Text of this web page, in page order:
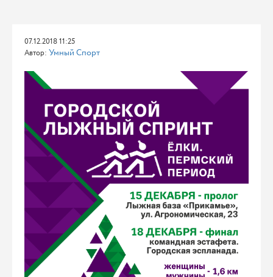
07.12.2018 11:25
Автор: Умный Спорт